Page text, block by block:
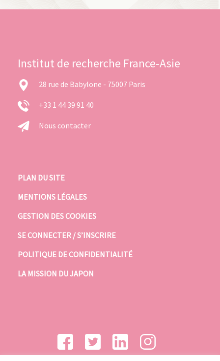
Institut de recherche France-Asie
28 rue de Babylone - 75007 Paris
+33 1 44 39 91 40
Nous contacter
PLAN DU SITE
MENTIONS LÉGALES
GESTION DES COOKIES
SE CONNECTER / S’INSCRIRE
POLITIQUE DE CONFIDENTIALITÉ
LA MISSION DU JAPON